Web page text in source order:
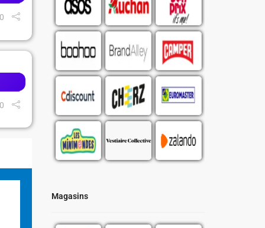
Magasins